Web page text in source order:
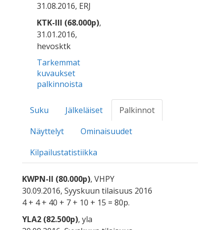
31.08.2016, ERJ
KTK-III (68.000p),
31.01.2016,
hevosktk
Tarkemmat
kuvaukset
palkinnoista
Suku Jälkeläiset
Palkinnot
Näyttelyt
Ominaisuudet
Kilpailustatistiikka
KWPN-II (80.000p), VHPY
30.09.2016, Syyskuun tilaisuus 2016
4 + 4 + 40 + 7 + 10 + 15 = 80p.
YLA2 (82.500p), yla